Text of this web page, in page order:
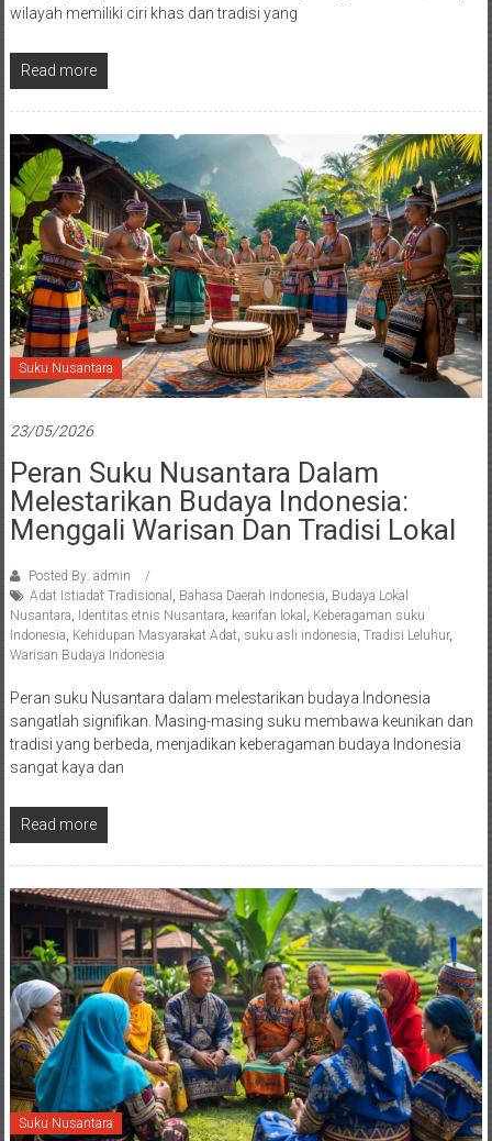
wilayah memiliki ciri khas dan tradisi yang
Read more
Suku Nusantara
23/05/2026
Peran Suku Nusantara Dalam
Melestarikan Budaya Indonesia:
Menggali Warisan Dan Tradisi Lokal
Posted By: admin
Adat Istiadat Tradisional , Bahasa Daerah Indonesia, Budaya Lokal
Nusantara, Identitas etnis Nusantara, kearifan lokal , Keberagaman suku
Indonesia, Kehidupan Masyarakat Adat, suku asli indonesia, Tradisi Leluhur,
Warisan Budaya Indonesia
Peran suku Nusantara dalam melestarikan budaya Indonesia
sangatlah signifikan. Masing-masing suku membawa keunikan dan
tradisi yang berbeda, menjadikan keberagaman budaya Indonesia
sangat kaya dan
Read more
Suku Nusantara